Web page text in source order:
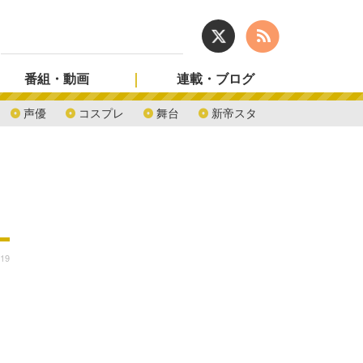
声優 コスプレ 舞台 新帝スタ
番組・動画 連載・ブログ